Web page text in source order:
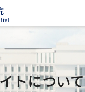
トについて